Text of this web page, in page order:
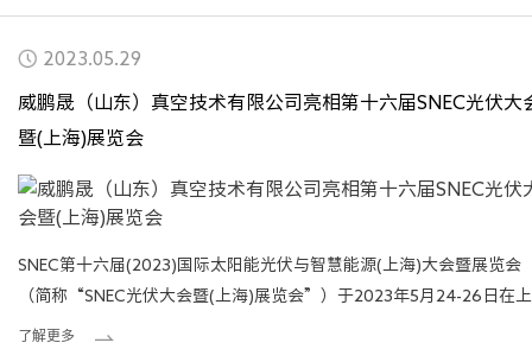
2023.05.29
威鹏晟（山东）真空技术有限公司亮相第十六届SNEC光伏大
暨(上海)展览会
SNEC第十六届(2023)国际太阳能光伏与智慧能源(上海)大会暨展览会
（简称“SNEC光伏大会暨(上海)展览会”）于2023年5月24-26日在
新国际博览中心隆重举行。
了解更多